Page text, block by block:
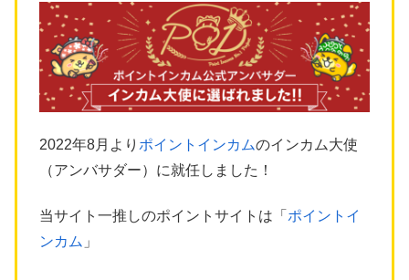
2022年8月より ポイントインカムのインカム大使
（アンバサダー）に就任しました！
当サイト一推しのポイントサイトは「 ポイントイ
ンカム 」